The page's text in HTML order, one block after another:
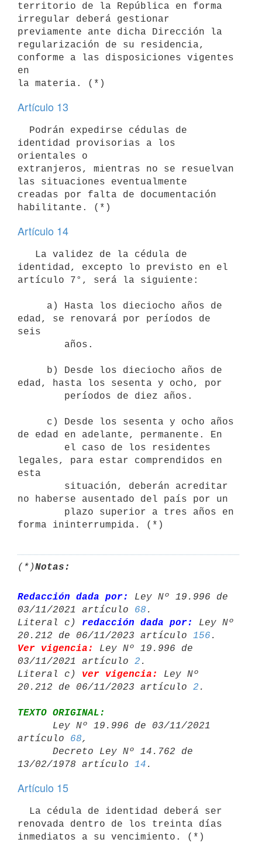
territorio de la República en forma
irregular deberá gestionar
previamente ante dicha Dirección la
regularización de su residencia,
conforme a las disposiciones vigentes
en
Artículo 13
identidad provisorias a los
orientales o
extranjeros, mientras no se resuelvan
las situaciones eventualmente
creadas por falta de documentación
Artículo 14
identidad, excepto lo previsto en el
artículo 7°, será la siguiente:
edad, se renovará por períodos de
seis
edad, hasta los sesenta y ocho, por
de edad en adelante, permanente. En
legales, para estar comprendidos en
esta
no haberse ausentado del país por un
forma ininterrumpida. (*)
(*)Notas:
Redacción dada por:
Ley Nº 19.996 de
03/11/2021 artículo 68 .
Literal c) redacción dada por:
Ley Nº
20.212 de 06/11/2023 artículo 156
Ver vigencia:
Ley Nº 19.996 de
03/11/2021 artículo 2 .
Literal c) ver vigencia:
Ley Nº
20.212 de 06/11/2023 artículo 2
TEXTO ORIGINAL:
artículo 68,
13/02/1978 artículo 14
Artículo 15
renovada dentro de los treinta días